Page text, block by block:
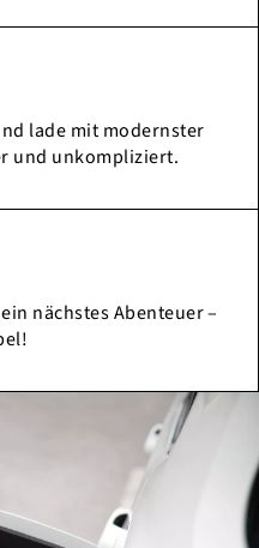
lade mit modernster
und unkompliziert.
nächstes Abenteuer –